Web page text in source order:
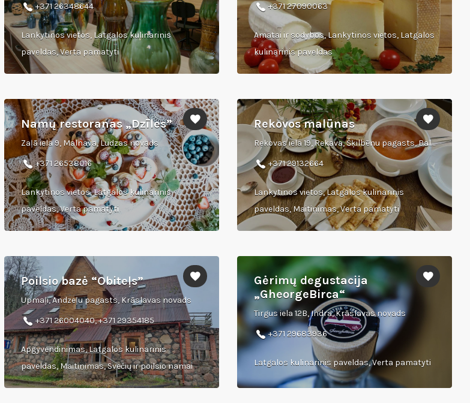
+371 26348644
Lankytinos vietos, Latgalos kulinarinis
paveldas, Verta pamatyti
+371 27090063
Amatai ir sodybos, Lankytinos vietos, Latgalos
kulinarinis paveldas
Namų restoranas „Dzīles”
Zaļā iela 9, Malnava, Ludzas novads
+371 26538016
Lankytinos vietos, Latgalos kulinarinis
paveldas, Verta pamatyti
Rekovos malūnas
Rekovas iela 19, Rekava, Šķilbēnu pagasts, Balvu novads
+371 29132664
Lankytinos vietos, Latgalos kulinarinis
paveldas, Maitinimas, Verta pamatyti
Poilsio bazė “Obiteļs”
Upmaļi, Andzeļu pagasts, Krāslavas novads
+371 26004040, +371 29354185
Apgyvendinimas, Latgalos kulinarinis
paveldas, Maitinimas, Svečių ir poilsio namai
Gėrimų degustacija
„GheorgeBirca“
Tirgus iela 12B, Indra, Krāslavas novads
+371 29683936
Latgalos kulinarinis paveldas, Verta pamatyti